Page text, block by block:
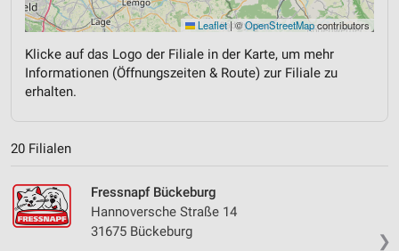
Leaflet |©OpenStreetMapcontributors
Klicke auf das Logo der Filiale in der Karte, um mehr
Informationen (Öffnungszeiten & Route) zur Filiale zu
erhalten.
20 Filialen
❯
Fressnapf Bückeburg
Hannoversche Straße 14
31675 Bückeburg